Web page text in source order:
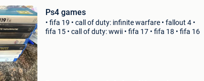
Ps4 games
• fifa 19 • call of duty: infinite warfare • fallout 4 •
fifa 15 • call of duty: wwii • fifa 17 • fifa 18 • fifa 16